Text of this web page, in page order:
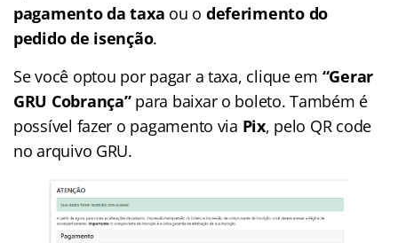
pagamento da taxa ou o deferimento do
pedido de isenção.
Se você optou por pagar a taxa, clique em “Gerar
GRU Cobrança”para baixar o boleto. Também é
possível fazer o pagamento via Pix, pelo QR code
no arquivo GRU.